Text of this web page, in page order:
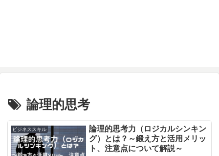
論理的思考
ビジネススキル
論理的思考力（ロジカルシンキン
グ）とは？～鍛え方と活用メリッ
ト、注意点について解説～